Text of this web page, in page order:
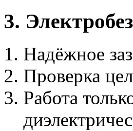
3.
Надёжное
Проверка
Работа